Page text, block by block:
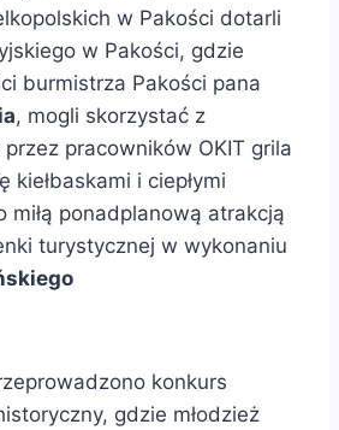
w Pakości dotarli
w Pakości, gdzie
burmistrza Pakości pana
, mogli skorzystać z
pracowników OKIT grila
kiełbaskami i ciepłymi
miłą ponadplanową atrakcją
turystycznej w wykonaniu
konkurs
gdzie młodzież